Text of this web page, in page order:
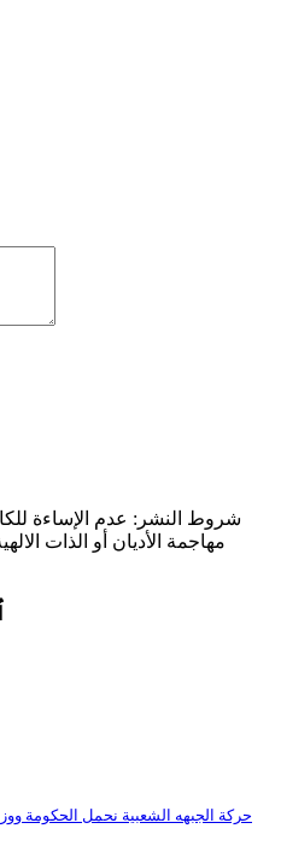
شروط النشر: عدم الإساءة
مهاجمة الأديان أو الذات